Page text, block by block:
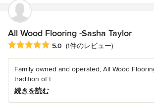
All Wood Flooring -Sasha Taylor
平均評価：5つ星中 星5
5.0 (1件のレビュー)
Family owned and operated, All Wood
tradition of t...
続きを読む